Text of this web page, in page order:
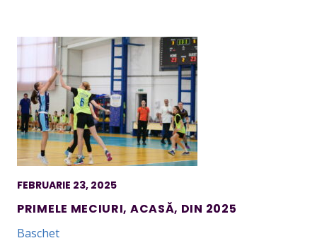
FEBRUARIE 23, 2025
PRIMELE MECIURI, ACASĂ, DIN 2025
Baschet